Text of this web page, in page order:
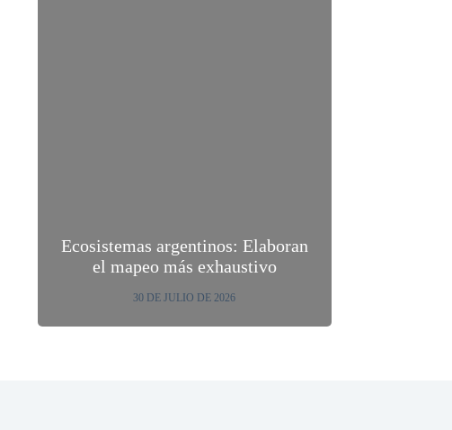
Ecosistemas argentinos: Elaboran
el mapeo más exhaustivo
30 DE JULIO DE 2026